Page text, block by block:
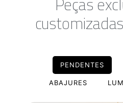
PENDENTES
ABAJURES